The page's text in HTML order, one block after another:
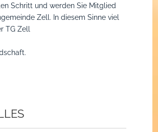
Schritt und werden Sie Mitglied
Zell. In diesem Sinne viel
TG Zell